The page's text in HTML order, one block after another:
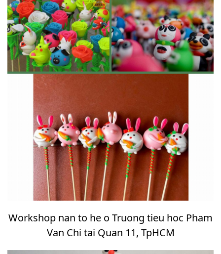
Workshop nan to he o Truong tieu hoc Pham
Van Chi tai Quan 11, TpHCM